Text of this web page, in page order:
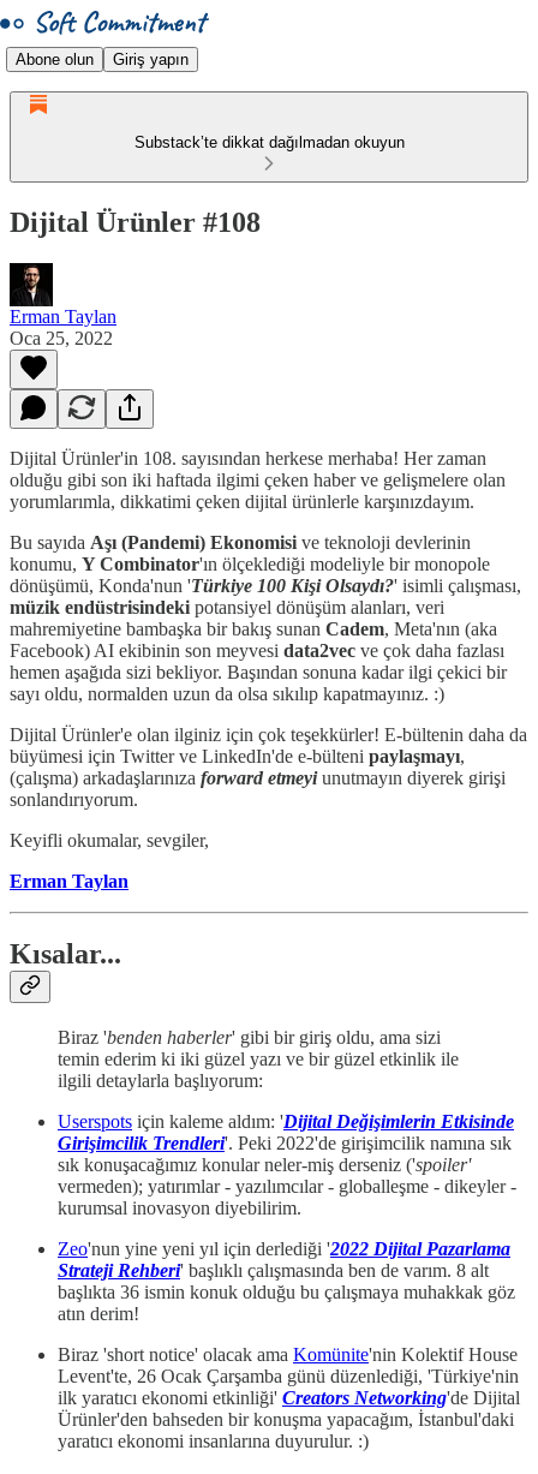
Abone olun Giriş yapın
Substack’te dikkat dağılmadan okuyun
Dijital Ürünler #108
Erman Taylan
Oca 25, 2022
Dijital Ürünler'in 108. sayısından herkese merhaba! Her zaman
olduğu gibi son iki haftada ilgimi çeken haber ve gelişmelere olan
yorumlarımla, dikkatimi çeken dijital ürünlerle karşınızdayım.
Bu sayıda Aşı (Pandemi) Ekonomisi ve teknoloji devlerinin
konumu, Y Combinator'ın ölçeklediği modeliyle bir monopole
dönüşümü, Konda'nun 'Türkiye 100 Kişi Olsaydı?' isimli çalışması,
müzik endüstrisindeki potansiyel dönüşüm alanları, veri
mahremiyetine bambaşka bir bakış sunan Cadem, Meta'nın (aka
Facebook) AI ekibinin son meyvesi data2vec ve çok daha fazlası
hemen aşağıda sizi bekliyor. Başından sonuna kadar ilgi çekici bir
sayı oldu, normalden uzun da olsa sıkılıp kapatmayınız. :)
Dijital Ürünler'e olan ilginiz için çok teşekkürler! E-bültenin daha da
büyümesi için Twitter ve LinkedIn'de e-bülteni paylaşmayı,
(çalışma) arkadaşlarınıza forward etmeyiunutmayın diyerek girişi
sonlandırıyorum.
Keyifli okumalar, sevgiler,
Erman Taylan
Kısalar...
Biraz 'benden haberler' gibi bir giriş oldu, ama sizi
temin ederim ki iki güzel yazı ve bir güzel etkinlik ile
ilgili detaylarla başlıyorum:
Userspots için kaleme aldım: 'Dijital Değişimlerin Etkisinde
Girişimcilik Trendleri'. Peki 2022'de girişimcilik namına sık
sık konuşacağımız konular neler-miş derseniz ('spoiler'
vermeden); yatırımlar - yazılımcılar - globalleşme - dikeyler -
kurumsal inovasyon diyebilirim.
Zeo'nun yine yeni yıl için derlediği '2022 Dijital Pazarlama
Strateji Rehberi' başlıklı çalışmasında ben de varım. 8 alt
başlıkta 36 ismin konuk olduğu bu çalışmaya muhakkak göz
atın derim!
Biraz 'short notice' olacak ama Komünite'nin Kolektif House
Levent'te, 26 Ocak Çarşamba günü düzenlediği, 'Türkiye'nin
ilk yaratıcı ekonomi etkinliği' Creators Networking'de Dijital
Ürünler'den bahseden bir konuşma yapacağım, İstanbul'daki
yaratıcı ekonomi insanlarına duyurulur. :)